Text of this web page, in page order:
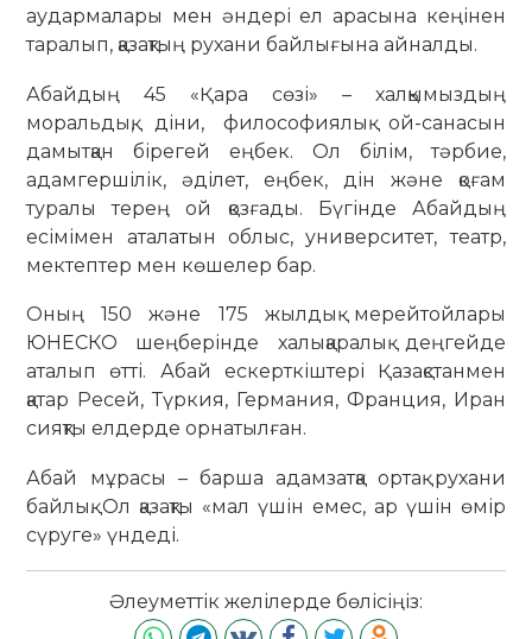
аудармалары мен әндері ел арасына кеңінен
таралып, қазақтың рухани байлығына айналды.
Абайдың 45 «Қара сөзі» – халқымыздың
моральдық, діни, философиялық ой-санасын
дамытқан бірегей еңбек. Ол білім, тәрбие,
адамгершілік, әділет, еңбек, дін және қоғам
туралы терең ой қозғады. Бүгінде Абайдың
есімімен аталатын облыс, университет, театр,
мектептер мен көшелер бар.
Оның 150 және 175 жылдық мерейтойлары
ЮНЕСКО шеңберінде халықаралық деңгейде
аталып өтті. Абай ескерткіштері Қазақстанмен
қатар Ресей, Түркия, Германия, Франция, Иран
сияқты елдерде орнатылған.
Абай мұрасы – барша адамзатқа ортақ рухани
байлық. Ол қазақты «мал үшін емес, ар үшін өмір
сүруге» үндеді.
Әлеуметтік желілерде бөлісіңіз: